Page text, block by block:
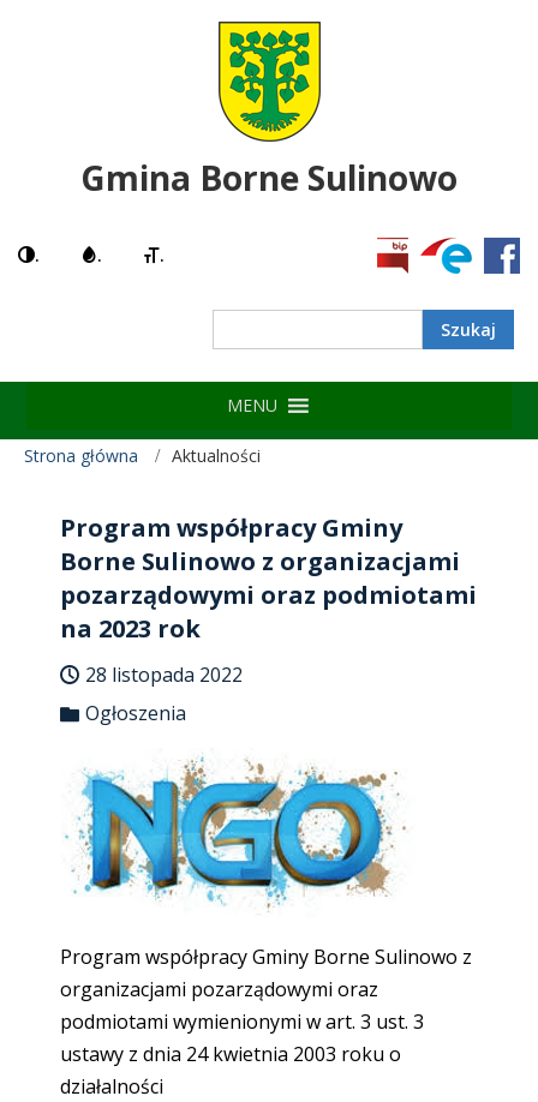
Gmina Borne Sulinowo
. . .
MENU
Strona główna Aktualności
Program współpracy Gminy
Borne Sulinowo z organizacjami
pozarządowymi oraz podmiotami
na 2023 rok
28 listopada 2022
Ogłoszenia
Program współpracy Gminy Borne Sulinowo z
organizacjami pozarządowymi oraz
podmiotami wymienionymi w art. 3 ust. 3
ustawy z dnia 24 kwietnia 2003 roku o
działalności